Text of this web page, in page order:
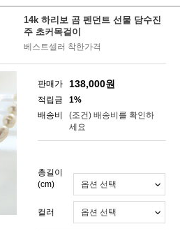
14k 하리보 곰 펜던트 선물 담수진
주 초커목걸이
베스트셀러 착한가격
판매가 138,000원
적립금
1%
배송비
(조건) 배송비를 확인하
세요
총길이
(cm)
컬러